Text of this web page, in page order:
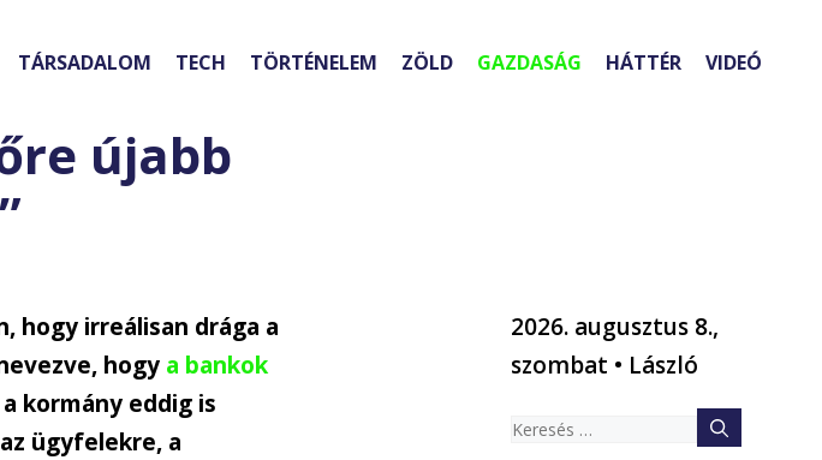
TÁRSADALOM TECH TÖRTÉNELEM ZÖLD GAZDASÁG HÁTTÉR VIDEÓ
újabb
hogy irreálisan drága a
hogy a bankok
kormány eddig is
ügyfelekre, a
2026. augusztus 8.,
szombat • László
Keresés: